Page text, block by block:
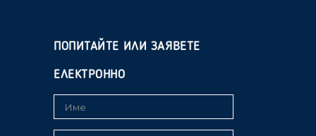
ПОПИТАЙТЕ ИЛИ ЗАЯВЕТЕ
ЕЛЕКТРОННО